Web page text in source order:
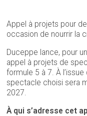
Appel à projets pour
occasion de nourrir la
Duceppe lance, pour
appel à projets de
formule 5 à 7. À
spectacle choisi sera
2027.
À qui s’adresse cet